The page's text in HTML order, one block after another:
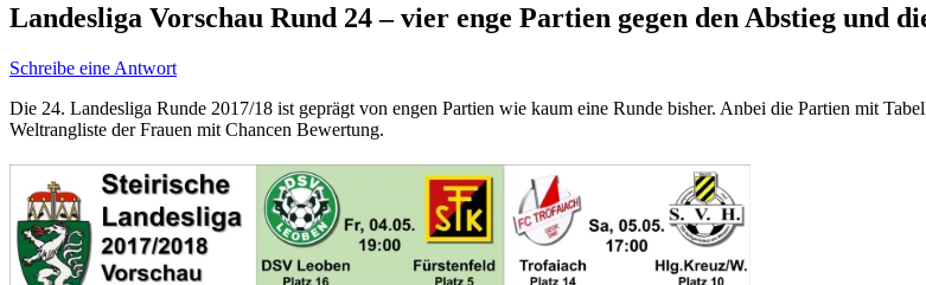
Landesliga Vorschau Rund 24 – vier enge Partien gegen den Abstieg und
Schreibe eine Antwort
Die 24. Landesliga Runde 2017/18 ist geprägt von engen Partien wie kaum eine Runde bisher. Anbei die Partien mit
Weltrangliste der Frauen mit Chancen Bewertung.